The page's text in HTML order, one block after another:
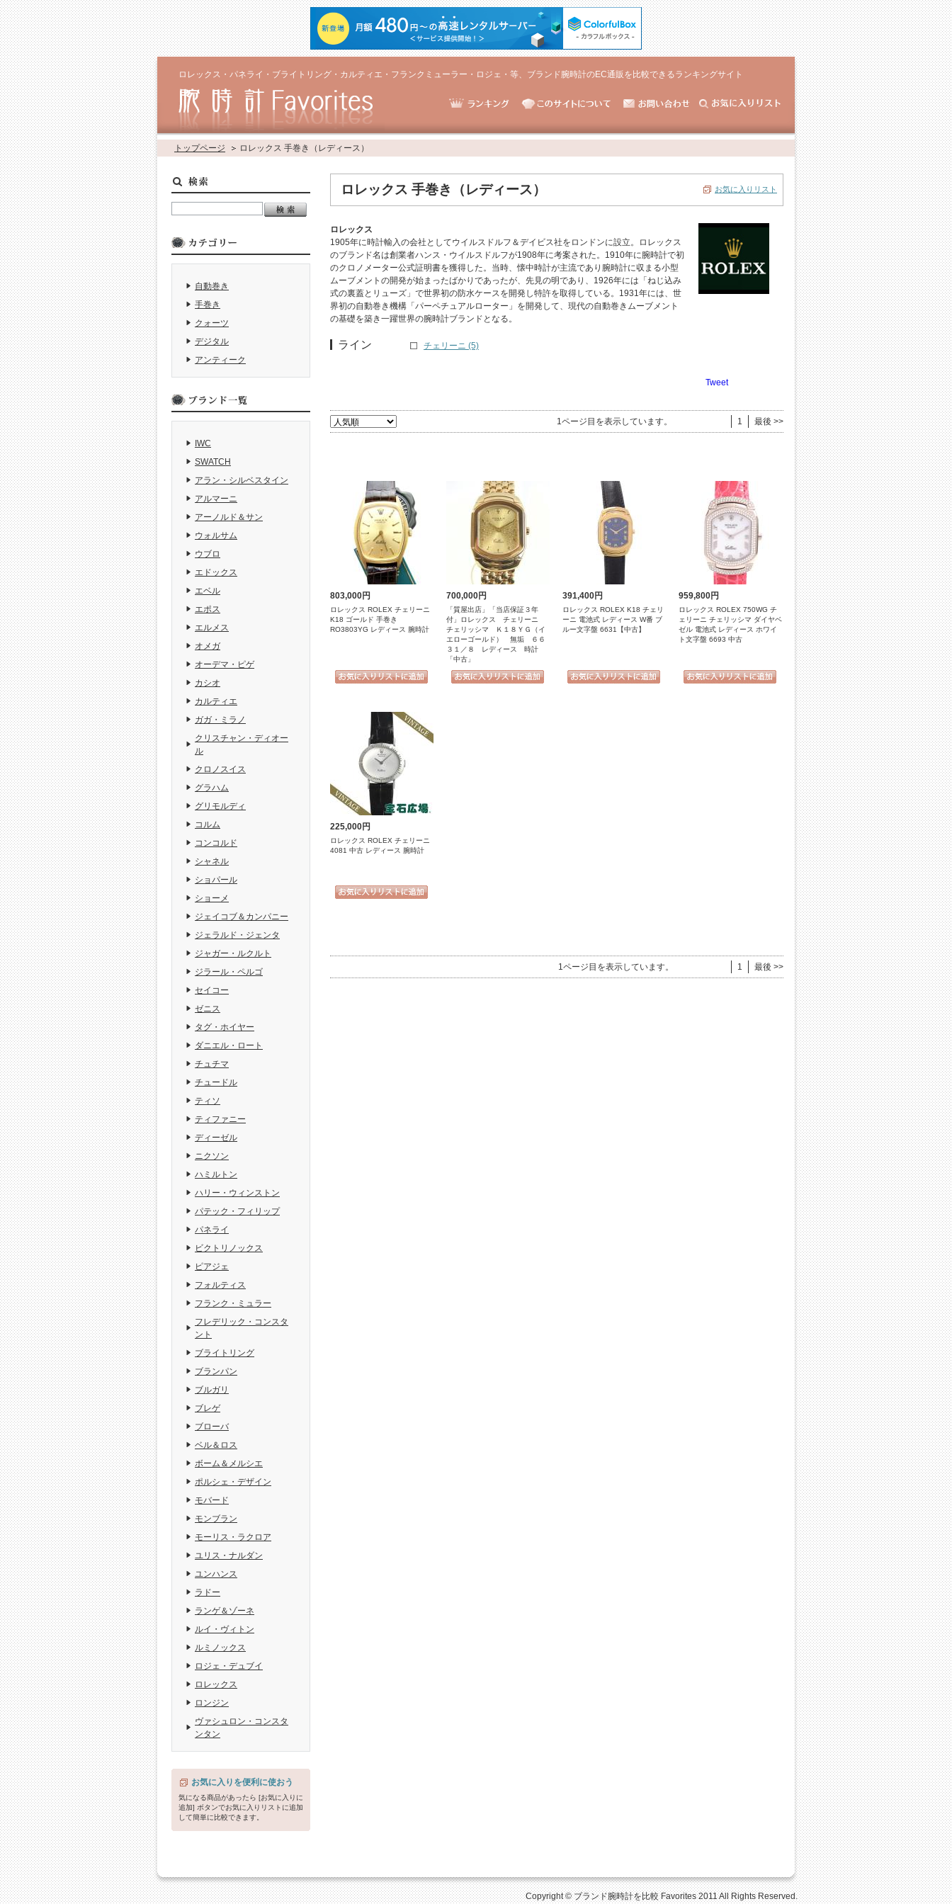
ロレックス・パネライ・ブライトリング・カルティエ・フランクミューラー・ロジェ・等、ブランド腕時計のEC通販を比較できるランキングサイト
トップページ ロレックス 手巻き（レディース）
ロレックス 手巻き（レディース） お気に入りリスト
ロレックス
1905年に時計輸入の会社としてウイルスドルフ＆デイビス社をロンドンに設立。ロレックス
のブランド名は創業者ハンス・ウイルスドルフが1908年に考案された。1910年に腕時計で初
のクロノメーター公式証明書を獲得した。当時、懐中時計が主流であり腕時計に収まる小型
ムーブメントの開発が始まったばかりであったが、先見の明であり、1926年には「ねじ込み
式の裏蓋とリューズ」で世界初の防水ケースを開発し特許を取得している。1931年には、世
界初の自動巻き機構「パーペチュアルローター」を開発して、現代の自動巻きムーブメント
の基礎を築き一躍世界の腕時計ブランドとなる。
ライン チェリーニ (5)
Tweet
1ページ目を表示しています。 1 最後 >>
803,000円 700,000円 391,400円 959,800円
ロレックス ROLEX チェリーニ
K18 ゴールド 手巻き
RO3803YG レディース 腕時計
「質屋出店」「当店保証３年
付」ロレックス チェリーニ
チェリッシマ Ｋ１８ＹＧ（イ
エローゴールド） 無垢 ６６
３１／８ レディース 時計
「中古」
ロレックス ROLEX K18 チェリ
ーニ 電池式 レディース W番 ブ
ルー文字盤 6631【中古】
ロレックス ROLEX 750WG チ
ェリーニ チェリッシマ ダイヤベ
ゼル 電池式 レディース ホワイ
ト文字盤 6693 中古
225,000円
ロレックス ROLEX チェリーニ
4081 中古 レディース 腕時計
1ページ目を表示しています。 1 最後 >>
自動巻き
手巻き
クォーツ
デジタル
アンティーク
IWC
SWATCH
アラン・シルベスタイン
アルマーニ
アーノルド＆サン
ウォルサム
ウブロ
エドックス
エベル
エポス
エルメス
オメガ
オーデマ・ピゲ
カシオ
カルティエ
ガガ・ミラノ
クリスチャン・ディオー
ル
クロノスイス
グラハム
グリモルディ
コルム
コンコルド
シャネル
ショパール
ショーメ
ジェイコブ＆カンパニー
ジェラルド・ジェンタ
ジャガー・ルクルト
ジラール・ペルゴ
セイコー
ゼニス
タグ・ホイヤー
ダニエル・ロート
チュチマ
チュードル
ティソ
ティファニー
ディーゼル
ニクソン
ハミルトン
ハリー・ウィンストン
パテック・フィリップ
パネライ
ビクトリノックス
ピアジェ
フォルティス
フランク・ミュラー
フレデリック・コンスタ
ント
ブライトリング
ブランパン
ブルガリ
ブレゲ
ブローバ
ベル＆ロス
ボーム＆メルシエ
ポルシェ・デザイン
モバード
モンブラン
モーリス・ラクロア
ユリス・ナルダン
ユンハンス
ラドー
ランゲ＆ゾーネ
ルイ・ヴィトン
ルミノックス
ロジェ・デュブイ
ロレックス
ロンジン
ヴァシュロン・コンスタ
ンタン
お気に入りを便利に使おう
気になる商品があったら [お気に入りに
追加] ボタンでお気に入りリストに追加
して簡単に比較できます。
Copyright © ブランド腕時計を比較 Favorites 2011 All Rights Reserved.